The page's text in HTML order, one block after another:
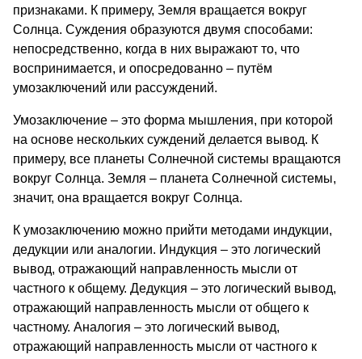
признаками. К примеру, Земля вращается вокруг
Солнца. Суждения образуются двумя способами:
непосредственно, когда в них выражают то, что
воспринимается, и опосредованно – путём
умозаключений или рассуждений.
Умозаключение – это форма мышления, при которой
на основе нескольких суждений делается вывод. К
примеру, все планеты Солнечной системы вращаются
вокруг Солнца. Земля – планета Солнечной системы,
значит, она вращается вокруг Солнца.
К умозаключению можно прийти методами индукции,
дедукции или аналогии. Индукция – это логический
вывод, отражающий направленность мысли от
частного к общему. Дедукция – это логический вывод,
отражающий направленность мысли от общего к
частному. Аналогия – это логический вывод,
отражающий направленность мысли от частного к